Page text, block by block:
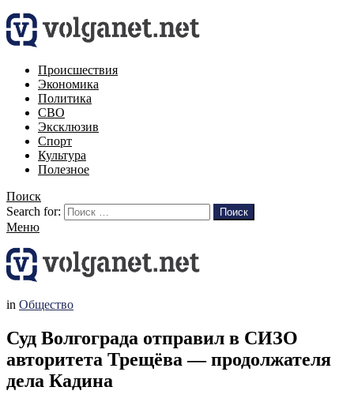
Происшествия
Экономика
Политика
СВО
Эксклюзив
Спорт
Культура
Полезное
Поиск
Search for:
Поиск
Меню
in Общество
Суд Волгограда отправил в СИЗО
авторитета Трещёва — продолжателя
дела Кадина